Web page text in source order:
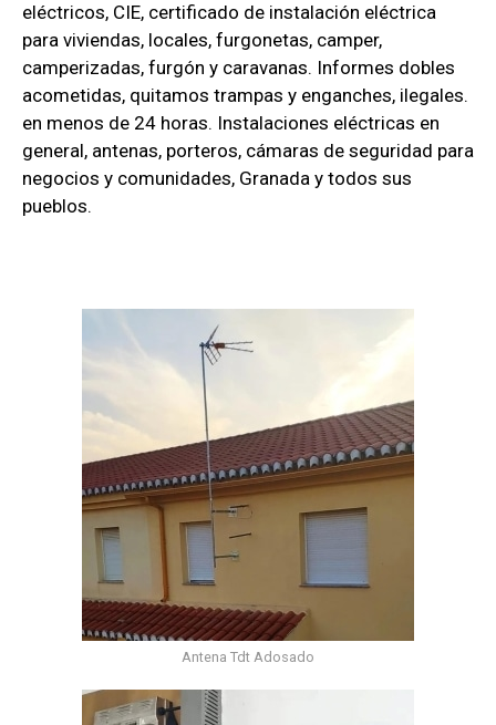
eléctricos, CIE, certificado de instalación eléctrica
para viviendas, locales, furgonetas, camper,
camperizadas, furgón y caravanas. Informes dobles
acometidas, quitamos trampas y enganches, ilegales.
en menos de 24 horas. Instalaciones eléctricas en
general, antenas, porteros, cámaras de seguridad para
negocios y comunidades, Granada y todos sus
pueblos.
Antena Tdt Adosado